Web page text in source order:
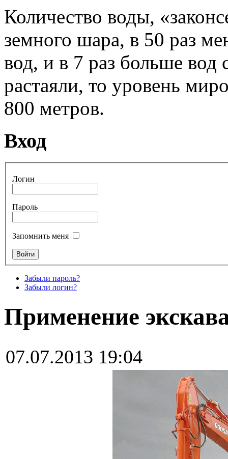
Количество воды,
земного шара, в 50 раз
вод, и в 7 раз больше
растаяли, то уровень
800 метров.
Вход
Логин
Пароль
Запомнить меня
Забыли пароль?
Забыли логин?
Применение
07.07.2013 19:04